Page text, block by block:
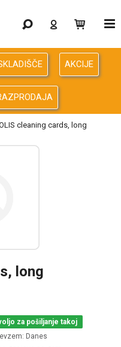
AKCIJE
cleaning cards, long
long
za pošiljanje takoj
Danes